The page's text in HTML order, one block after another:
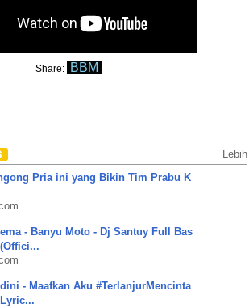
Share: BBM
Lebih
Pria ini yang Bikin Tim Prabu K
- Banyu Moto - Dj Santuy Full Bas
- Maafkan Aku #TerlanjurMencinta